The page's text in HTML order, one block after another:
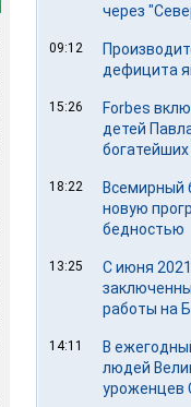
через
09:12
дефицита
15:26
Forbes
детей
18:22
Всемирный
новую
бедностью
13:25
С июня
работы на
14:11
В
людей
уроженцев